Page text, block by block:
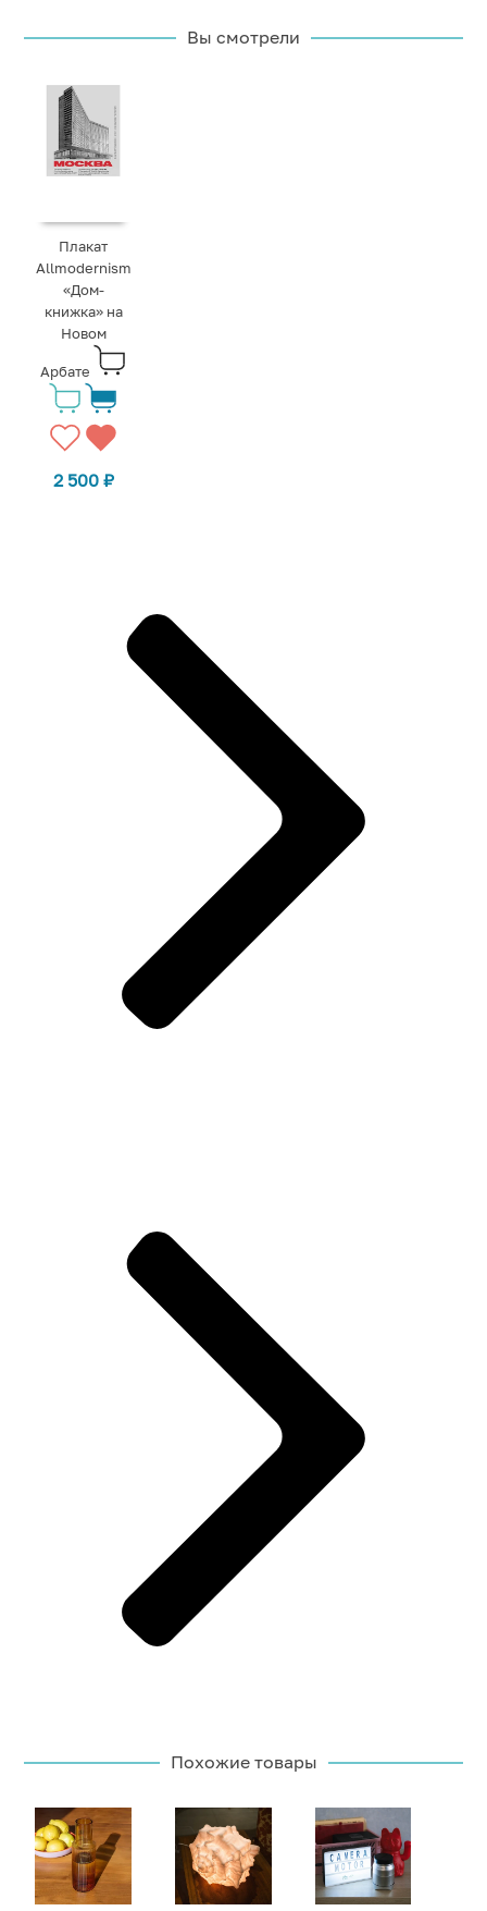
Вы смотрели
Плакат
Allmodernism
«Дом-
книжка» на
Новом
Арбате
2 500 ₽
Похожие товары